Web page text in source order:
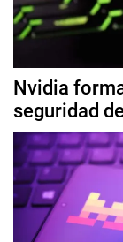
Nvidia
seguridad